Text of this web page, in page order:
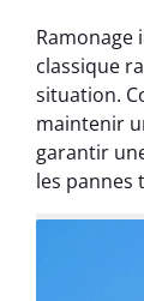
Ramonage
classique
situation.
maintenir
garantir
les pannes